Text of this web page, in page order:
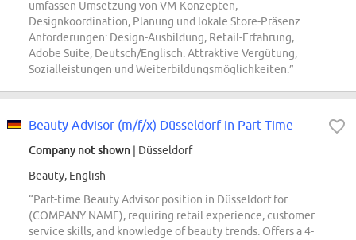
umfassen Umsetzung von VM-Konzepten,
Designkoordination, Planung und lokale Store-Präsenz.
Anforderungen: Design-Ausbildung, Retail-Erfahrung,
Adobe Suite, Deutsch/Englisch. Attraktive Vergütung,
Sozialleistungen und Weiterbildungsmöglichkeiten.”
Beauty Advisor (m/f/x) Düsseldorf in Part Time
Company not shown | Düsseldorf
Beauty, English
“Part-time Beauty Advisor position in Düsseldorf for
(COMPANY NAME), requiring retail experience, customer
service skills, and knowledge of beauty trends. Offers a 4-